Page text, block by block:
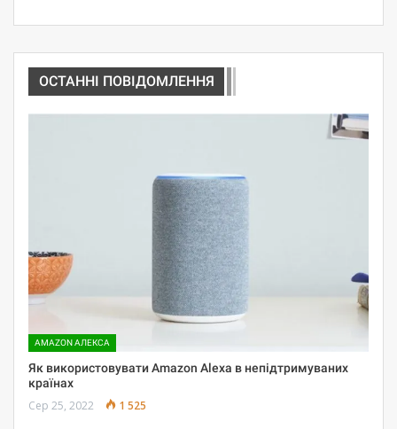
ОСТАННІ ПОВІДОМЛЕННЯ
AMAZON АЛЕКСА
Як використовувати Amazon Alexa в непідтримуваних
країнах
Сер 25, 2022 1 525